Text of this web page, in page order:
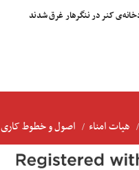
کنر در ننگرهار غرق شدند
هیات امناء اصول و خطوط کاری